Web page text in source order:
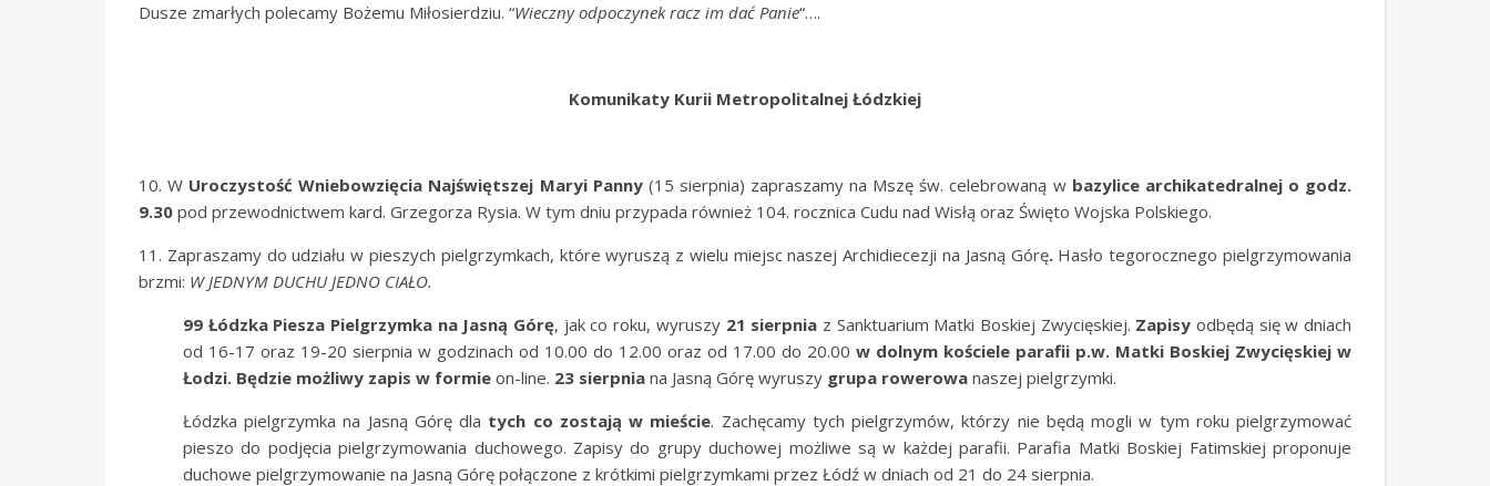
Dusze zmarłych polecamy Bożemu Miłosierdziu. “Wieczny odpoczynek racz im dać Panie“….
Komunikaty Kurii Metropolitalnej Łódzkiej
10. W Uroczystość Wniebowzięcia Najświętszej Maryi Panny(15 sierpnia) zapraszamy na Mszę św. celebrowaną w bazylice archikatedralnej o godz.
9.30 pod przewodnictwem kard. Grzegorza Rysia. W tym dniu przypada również 104. rocznica Cudu nad Wisłą oraz Święto Wojska Polskiego.
11. Zapraszamy do udziału w pieszych pielgrzymkach, które wyruszą z wielu miejsc naszej Archidiecezji na Jasną Górę. Hasło tegorocznego pielgrzymowania
brzmi: W JEDNYM DUCHU JEDNO CIAŁO.
99 Łódzka Piesza Pielgrzymka na Jasną Górę, jak co roku, wyruszy21 sierpnia z Sanktuarium Matki Boskiej Zwycięskiej. Zapisy odbędą się w dniach
od 16-17 oraz 19-20 sierpnia w godzinach od 10.00 do 12.00 oraz od 17.00 do 20.00 w dolnym kościele parafii p.w. Matki Boskiej Zwycięskiej w
Łodzi. Będzie możliwy zapis w formie on-line. 23 sierpnia na Jasną Górę wyruszy grupa rowerowa naszej pielgrzymki.
Łódzka pielgrzymka na Jasną Górę dla tych co zostają w mieście. Zachęcamy tych pielgrzymów, którzy nie będą mogli w tym roku pielgrzymować
pieszo do podjęcia pielgrzymowania duchowego. Zapisy do grupy duchowej możliwe są w każdej parafii. Parafia Matki Boskiej Fatimskiej proponuje
duchowe pielgrzymowanie na Jasną Górę połączone z krótkimi pielgrzymkami przez Łódź w dniach od 21 do 24 sierpnia.